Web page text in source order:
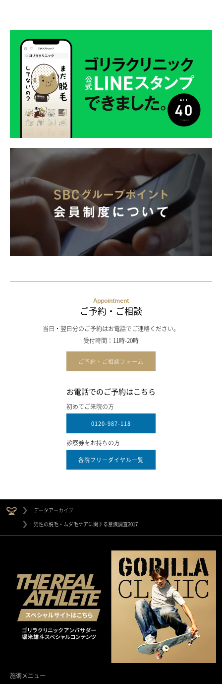
Appointment
ご予約・ご相談
当日・翌日分のご予約はお電話でご連絡ください。
受付時間：11時-20時
ご予約・ご相談フォーム
お電話でのご予約はこちら
初めてご来院の方
0120-987-118
診察券をお持ちの方
各院フリーダイヤル一覧
データアーカイブ
男性の脱毛・ムダ毛ケアに関する意識調査2017
施術メニュー